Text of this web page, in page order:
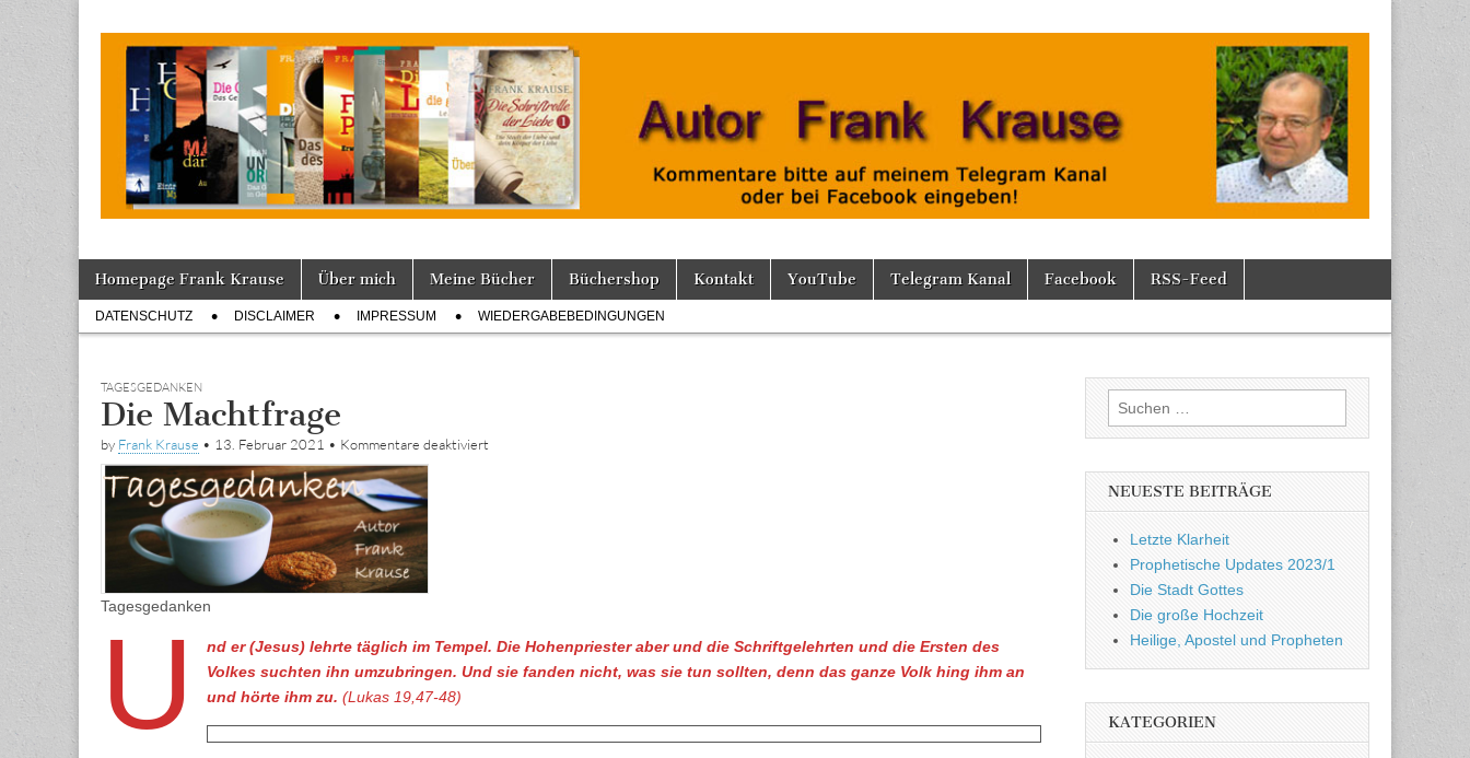
Tagebuch
Main
menu
Skip
content
Homepage Frank Krause Über mich Meine Bücher Büchershop Kontakt YouTube Telegram Kanal Facebook RSS-Feed
Sub
menu
DATENSCHUTZ DISCLAIMER IMPRESSUM WIEDERGABEBEDINGUNGEN
TAGESGEDANKEN
Die Machtfrage
by Frank Krause • 13. Februar 2021 • Kommentare deaktiviert
Tagesgedanken
U
nd er (Jesus) lehrte täglich im Tempel. Die Hohenpriester aber und die Schriftgelehrten und die Ersten des
Volkes suchten ihn umzubringen. Und sie fanden nicht, was sie tun sollten, denn das ganze Volk hing ihm an
und hörte ihm zu. (Lukas 19,47-48)
Suchen
nach:
NEUESTE BEITRÄGE
Letzte Klarheit
Prophetische Updates 2023/1
Die Stadt Gottes
Die große Hochzeit
Heilige, Apostel und Propheten
KATEGORIEN